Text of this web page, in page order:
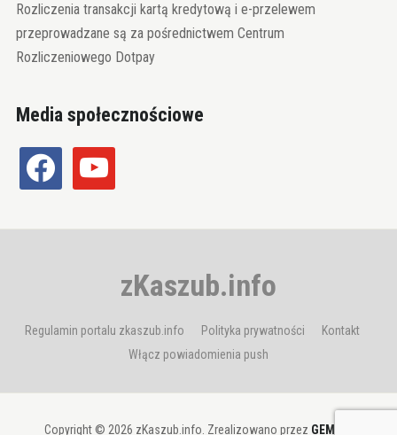
Rozliczenia transakcji kartą kredytową i e-przelewem
przeprowadzane są za pośrednictwem Centrum
Rozliczeniowego Dotpay
Media społecznościowe
facebook youtube
zKaszub.info
Regulamin portalu zkaszub.info Polityka prywatności
Kontakt
Włącz powiadomienia push
Copyright © 2026 zKaszub.info. Zrealizowano przez GEMBIT